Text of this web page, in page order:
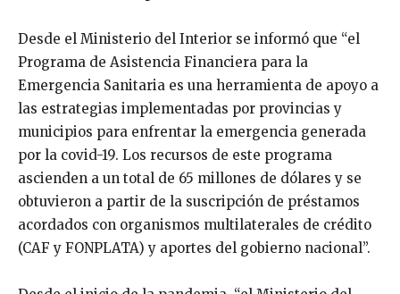
Desde el Ministerio del Interior se informó que “el
Programa de Asistencia Financiera para la
Emergencia Sanitaria es una herramienta de apoyo a
las estrategias implementadas por provincias y
municipios para enfrentar la emergencia generada
por la covid-19. Los recursos de este programa
ascienden a un total de 65 millones de dólares y se
obtuvieron a partir de la suscripción de préstamos
acordados con organismos multilaterales de crédito
(CAF y FONPLATA) y aportes del gobierno nacional”.